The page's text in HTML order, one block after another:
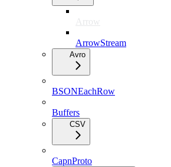
Arrow
ArrowStream
Avro
BSONEachRow
Buffers
CSV
CapnProto